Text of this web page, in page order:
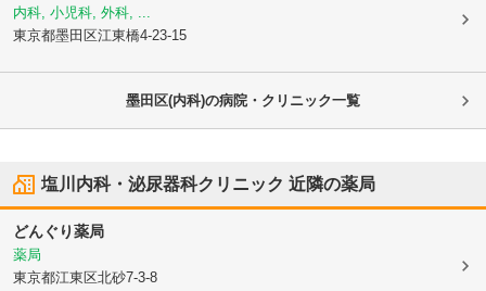
内科, 小児科, 外科, ...
東京都墨田区江東橋4-23-15
墨田区(内科)の病院・クリニック一覧
塩川内科・泌尿器科クリニック 近隣の薬局
どんぐり薬局
薬局
東京都江東区北砂7-3-8